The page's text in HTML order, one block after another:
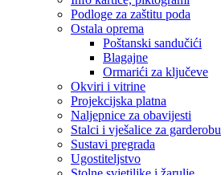
Podloge za zaštitu poda
Ostala oprema
Poštanski sandučići
Blagajne
Ormarići za ključeve
Okviri i vitrine
Projekcijska platna
Naljepnice za obavijesti
Stalci i vješalice za garderobu
Sustavi pregrada
Ugostiteljstvo